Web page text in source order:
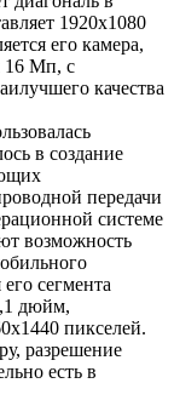
1920х1080
его камера,
16 Мп, с
качества
в создание
передачи
системе
возможность
сегмента
дюйм,
пикселей.
разрешение
есть в